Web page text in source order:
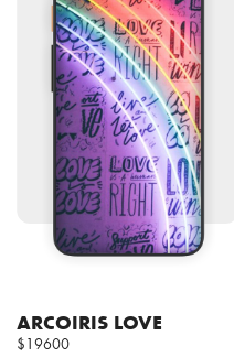
ARCOIRIS LOVE
$19600